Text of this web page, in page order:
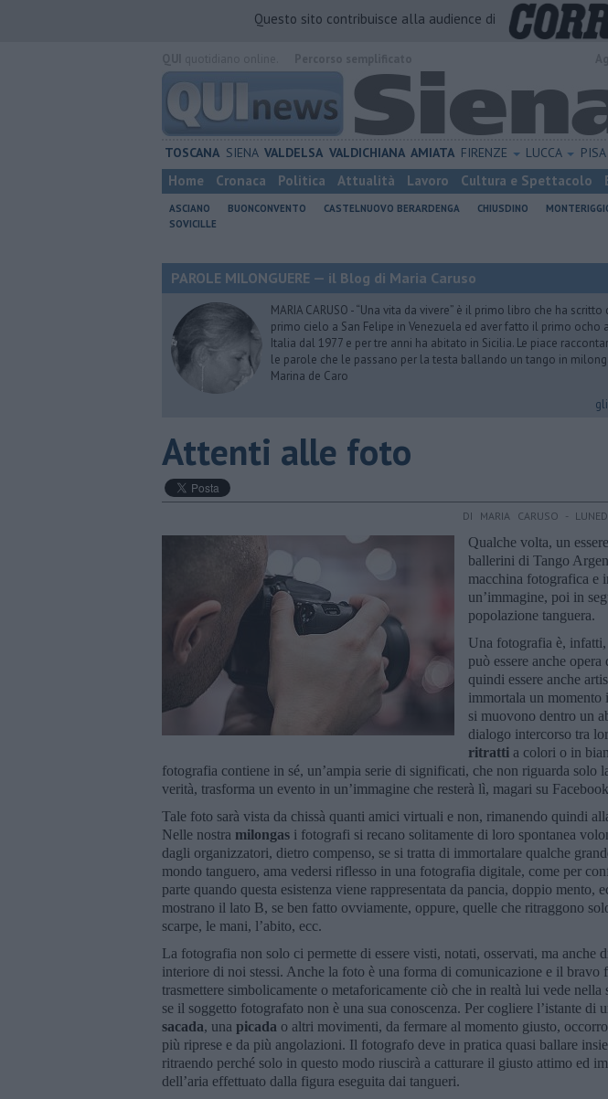
Questo sito contribuisce alla audience di
TOSCANA SIENA VALDELSA VALDICHIANA AMIATA FIRENZE LUCCA PISA
Home Cronaca Politica Attualità Lavoro Cultura e Spettacolo
ASCIANO BUONCONVENTO CASTELNUOVO BERARDENGA CHIUSDINO
SOVICILLE
PAROLE MILONGUERE — il Blog di Maria Caruso
MARIA CARUSO - “Una vita da vivere” è il primo libro che ha
primo cielo a San Felipe in Venezuela ed aver fatto il primo ocho
Italia dal 1977 e per tre anni ha abitato in Sicilia. Le piace
le parole che le passano per la testa ballando un tango in
Marina de Caro
Attenti alle foto
DI MARIA CARUSO -
Qualche volta, un
ballerini di Tango
macchina fotografica e
un’immagine, poi in
popolazione tanguera.
Una fotografia è, infatti,
può essere anche
quindi essere anche
immortala un momento
si muovono dentro un
dialogo intercorso tra
ritratti a colori o in
fotografia contiene in sé, un’ampia serie di significati, che non riguarda solo
verità, trasforma un evento in un’immagine che resterà lì, magari su
Tale foto sarà vista da chissà quanti amici virtuali e non, rimanendo quindi
Nelle nostra milongas i fotografi si recano solitamente di loro spontanea
dagli organizzatori, dietro compenso, se si tratta di immortalare qualche
mondo tanguero, ama vedersi riflesso in una fotografia digitale, come per
parte quando questa esistenza viene rappresentata da pancia, doppio mento,
mostrano il lato B, se ben fatto ovviamente, oppure, quelle che ritraggono
scarpe, le mani, l’abito, ecc.
La fotografia non solo ci permette di essere visti, notati, osservati, ma anche
interiore di noi stessi. Anche la foto è una forma di comunicazione e il bravo
trasmettere simbolicamente o metaforicamente ciò che in realtà lui vede nella
se il soggetto fotografato non è una sua conoscenza. Per cogliere l’istante di
sacada, una picada o altri movimenti, da fermare al momento giusto,
più riprese e da più angolazioni. Il fotografo deve in pratica quasi ballare
ritraendo perché solo in questo modo riuscirà a catturare il giusto attimo ed
dell’aria effettuato dalla figura eseguita dai tangueri.